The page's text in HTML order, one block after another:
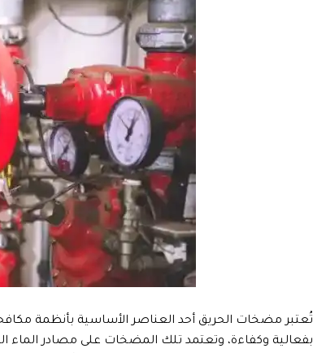
تُعتبر مضخات الحريق أحد العناصر الأساسية بأنظمة
بفعالية وكفاءة، وتعتمد تلك المضخات على مصادر الماء